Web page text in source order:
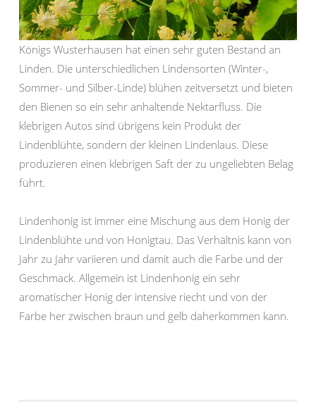
Königs Wusterhausen hat einen sehr guten Bestand an
Linden. Die unterschiedlichen Lindensorten (Winter-,
Sommer- und Silber-Linde) blühen zeitversetzt und bieten
den Bienen so ein sehr anhaltende Nektarfluss. Die
klebrigen Autos sind übrigens kein Produkt der
Lindenblühte, sondern der kleinen Lindenlaus. Diese
produzieren einen klebrigen Saft der zu ungeliebten Belag
führt.
Lindenhonig ist immer eine Mischung aus dem Honig der
Lindenblühte und von Honigtau. Das Verhältnis kann von
Jahr zu Jahr variieren und damit auch die Farbe und der
Geschmack. Allgemein ist Lindenhonig ein sehr
aromatischer Honig der intensive riecht und von der
Farbe her zwischen braun und gelb daherkommen kann.